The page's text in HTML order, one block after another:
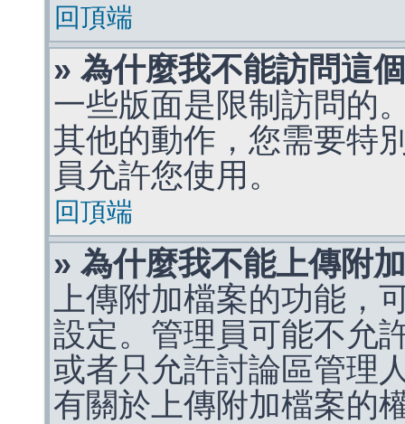
回頂端
» 為什麼我不能訪問這
一些版面是限制訪問的
其他的動作，您需要特
員允許您使用。
回頂端
» 為什麼我不能上傳附
上傳附加檔案的功能，
設定。管理員可能不允
或者只允許討論區管理
有關於上傳附加檔案的